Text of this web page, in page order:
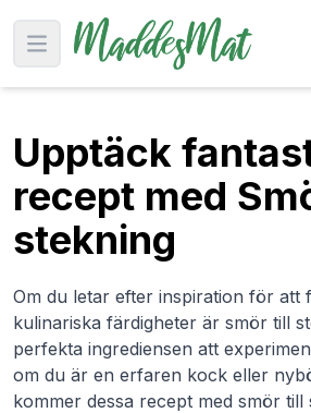
Open main menu
Upptäck
recept med
stekning
Om du letar efter inspiration för att
kulinariska färdigheter är smör till
perfekta ingrediensen att
om du är en erfaren kock eller
kommer dessa recept med smör till